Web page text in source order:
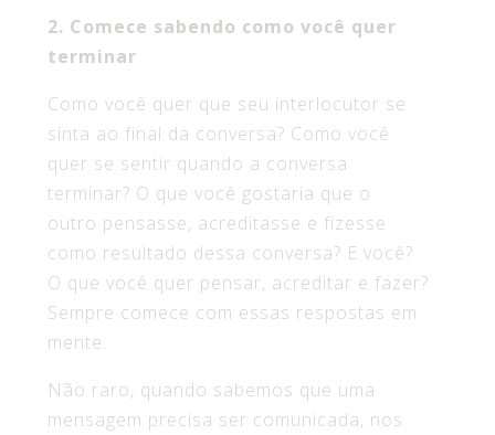
2. Comece sabendo como você quer
terminar
Como você quer que seu interlocutor se
sinta ao final da conversa? Como você
quer se sentir quando a conversa
terminar? O que você gostaria que o
outro pensasse, acreditasse e fizesse
como resultado dessa conversa? E você?
O que você quer pensar, acreditar e fazer?
Sempre comece com essas respostas em
mente.
Não raro, quando sabemos que uma
mensagem precisa ser comunicada, nos